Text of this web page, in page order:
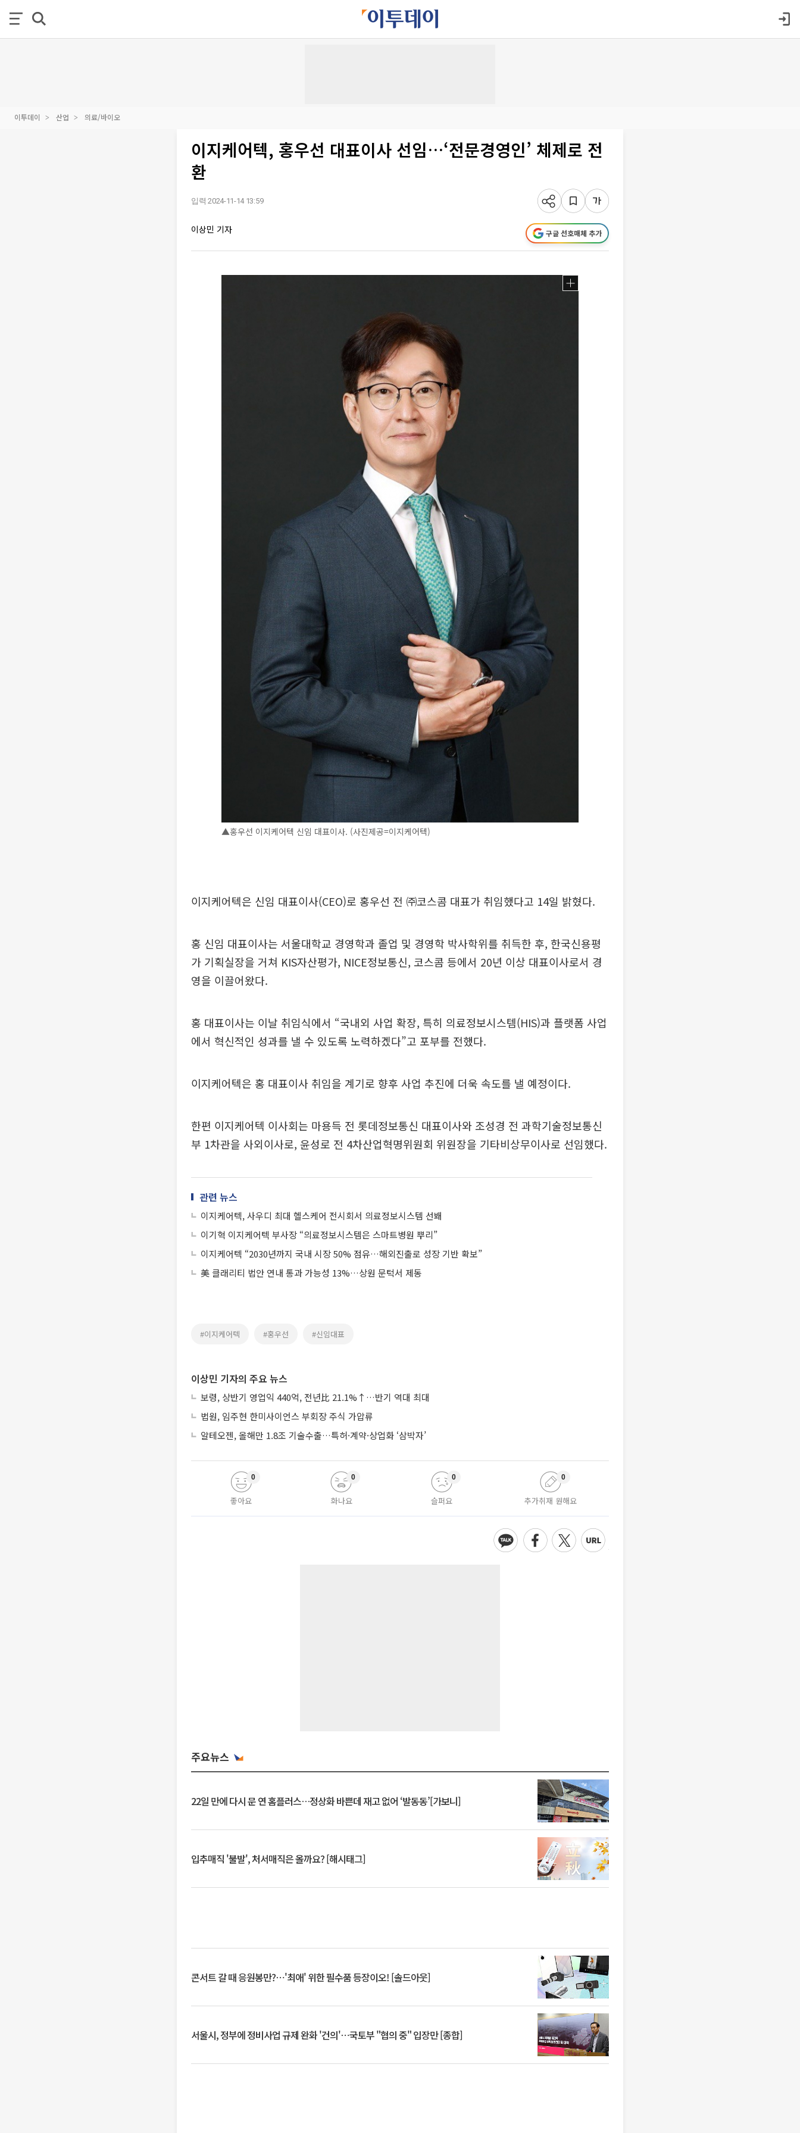
이투데이 산업 의료/바이오
이지케어텍, 홍우선 대표이사 선임…‘전문경영인’ 체제로 전
환
입력 2024-11-14 13:59
이상민 기자 구글 선호매체 추가
▲홍우선 이지케어텍 신임 대표이사. (사진제공=이지케어텍)
이지케어텍은 신임 대표이사(CEO)로 홍우선 전 ㈜코스콤 대표가 취임했다고 14일 밝혔다.
홍 신임 대표이사는 서울대학교 경영학과 졸업 및 경영학 박사학위를 취득한 후, 한국신용평
가 기획실장을 거쳐 KIS자산평가, NICE정보통신, 코스콤 등에서 20년 이상 대표이사로서 경
영을 이끌어왔다.
홍 대표이사는 이날 취임식에서 “국내외 사업 확장, 특히 의료정보시스템(HIS)과 플랫폼 사업
에서 혁신적인 성과를 낼 수 있도록 노력하겠다”고 포부를 전했다.
이지케어텍은 홍 대표이사 취임을 계기로 향후 사업 추진에 더욱 속도를 낼 예정이다.
한편 이지케어텍 이사회는 마용득 전 롯데정보통신 대표이사와 조성경 전 과학기술정보통신
부 1차관을 사외이사로, 윤성로 전 4차산업혁명위원회 위원장을 기타비상무이사로 선임했다.
관련 뉴스
이지케어텍, 사우디 최대 헬스케어 전시회서 의료정보시스템 선봬
이기혁 이지케어텍 부사장 “의료정보시스템은 스마트병원 뿌리”
이지케어텍 “2030년까지 국내 시장 50% 점유…해외진출로 성장 기반 확보”
美 클래리티 법안 연내 통과 가능성 13%…상원 문턱서 제동
#이지케어텍 #홍우선 #신임대표
이상민 기자의 주요 뉴스
보령, 상반기 영업익 440억, 전년比 21.1%↑…반기 역대 최대
법원, 임주현 한미사이언스 부회장 주식 가압류
알테오젠, 올해만 1.8조 기술수출…특허·계약·상업화 ‘삼박자’
좋아요
0
화나요
0
슬퍼요
0
추가취재 원해요
0
주요뉴스
22일 만에 다시 문 연 홈플러스…정상화 바쁜데 재고 없어 ‘발동동’[가보니]
입추매직 '불발', 처서매직은 올까요? [해시태그]
콘서트 갈 때 응원봉만?⋯'최애' 위한 필수품 등장이오! [솔드아웃]
서울시, 정부에 정비사업 규제 완화 '건의'⋯국토부 "협의 중" 입장만 [종합]